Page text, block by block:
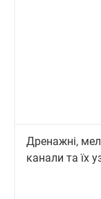
Дренажні,
канали та їх